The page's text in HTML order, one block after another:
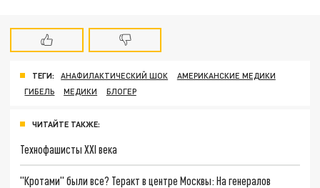
ТЕГИ: АНАФИЛАКТИЧЕСКИЙ ШОК
АМЕРИКАНСКИЕ МЕДИКИ
ГИБЕЛЬ
МЕДИКИ БЛОГЕР
ЧИТАЙТЕ ТАКЖЕ:
Технофашисты XXI века
"Кротами" были все? Теракт в центре Москвы: На генералов